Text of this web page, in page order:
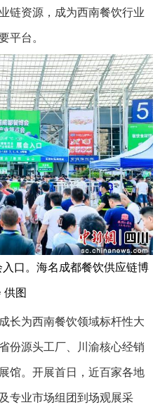
链资源，成为西南餐饮行业
平台。
口。海名成都餐饮供应链博
供图
为西南餐饮领域标杆性大
份源头工厂、川渝核心经销
馆。开展首日，近百家各地
专业市场组团到场观展采